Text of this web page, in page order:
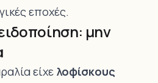
εποχές.
μην
είχε λοφίσκους